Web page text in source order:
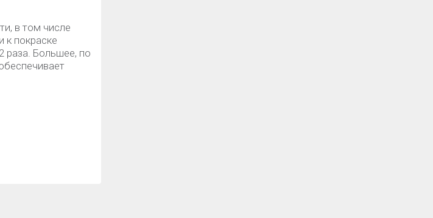
в том числе
к покраске
раза. Большее, по